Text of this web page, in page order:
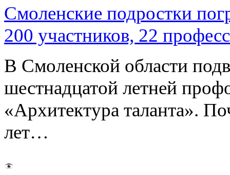
Смоленские подростки
200 участников, 22
В Смоленской области
шестнадцатой летней
«Архитектура таланта».
лет…